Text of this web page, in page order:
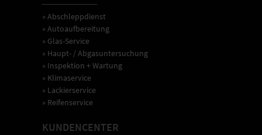
» Abschleppdienst
» Autoaufbereitung
» Glas-Service
» Haupt- / Abgasuntersuchung
» Inspektion + Wartung
» Klimaservice
» Lackierservice
» Reifenservice
KUNDENCENTER